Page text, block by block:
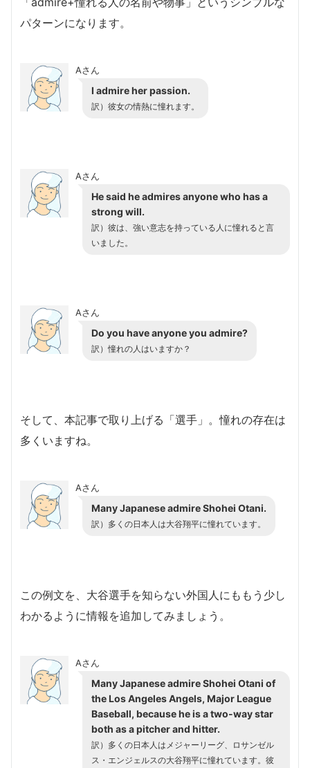
パターンになります。
Aさん
I admire her passion.
訳）彼女の情熱に憧れます。
Aさん
He said he admires anyone who has a
strong will.
訳）彼は、強い意志を持っている人に憧れると言
いました。
Aさん
Do you have anyone you admire?
訳）憧れの人はいますか？
そして、本記事で取り上げる「選手」。憧れの存在は
多くいますね。
Aさん
Many Japanese admire Shohei Otani.
訳）多くの日本人は大谷翔平に憧れています。
この例文を、大谷選手を知らない外国人にももう少し
わかるように情報を追加してみましょう。
Aさん
Many Japanese admire Shohei Otani of
the Los Angeles Angels, Major League
Baseball, because he is a two-way star
both as a pitcher and hitter.
訳）多くの日本人はメジャーリーグ、ロサンゼル
ス・エンジェルスの大谷翔平に憧れています。彼